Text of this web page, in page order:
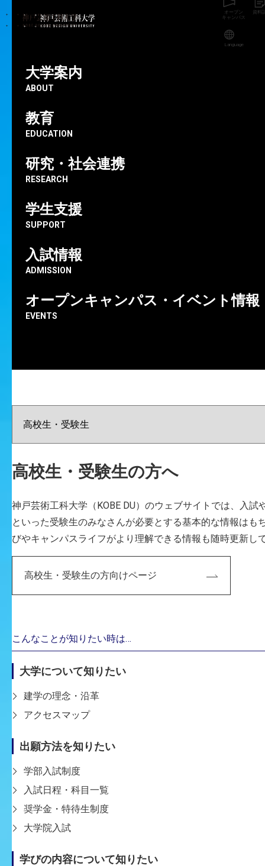
大学案内
ABOUT
教育
EDUCATION
研究・社会連携
RESEARCH
学生支援
SUPPORT
入試情報
ADMISSION
オープンキャンパス・イベント情報
EVENTS
高校生・受験生の方へ
神戸芸術工科大学（KOBE DU）のウェブサイトでは、入試
といった受験生のみなさんが必要とする基本的な情報はも
びやキャンパスライフがより理解できる情報も随時更新し
高校生・受験生の方向けページ
こんなことが知りたい時は…
大学について知りたい
建学の理念・沿革
アクセスマップ
出願方法を知りたい
学部入試制度
入試日程・科目一覧
奨学金・特待生制度
大学院入試
学びの内容について知りたい
オープン
キャンパス
資料
Language
【受賞のお知らせ】第5回近畿学生住
2026.03.02
【受賞のお知らせ】第5回近畿学
生住宅大賞／本学学生が最優秀賞
を受賞
成果・実績 建築・環境デザイン学科
受賞・入選
環境デザイン学科（現：建築・環境デザイン学科）の川
賞を受賞しました。
テーション力や質疑応答での的確な対応も高く評価さ
れました。
川向さんの今後のさらなる活躍が期待されます。